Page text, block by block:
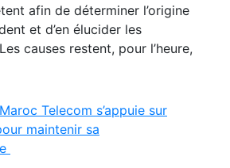
afin de déterminer l’origine
et d’en élucider les
causes restent, pour l’heure,
Maroc Telecom s’appuie sur
maintenir sa